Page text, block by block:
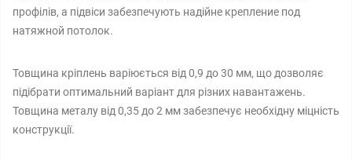
профілів, а підвіси забезпечують надійне крепление под
натяжной потолок.
Товщина кріплень варіюється від 0,9 до 30 мм, що дозволяє
підібрати оптимальний варіант для різних навантажень.
Товщина металу від 0,35 до 2 мм забезпечує необхідну міцність
конструкції.